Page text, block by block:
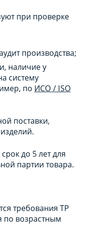
при проверке
производства;
наличие у
систему
по ИСО / ISO
поставки,
до 5 лет для
партии товара.
требования ТР
по возрастным